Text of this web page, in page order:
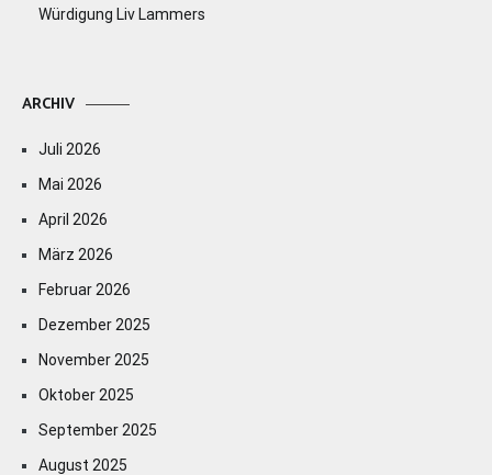
Würdigung Liv Lammers
ARCHIV
Juli 2026
Mai 2026
April 2026
März 2026
Februar 2026
Dezember 2025
November 2025
Oktober 2025
September 2025
August 2025